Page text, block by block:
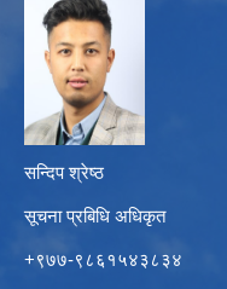
सन्दिप श्रेष्ठ
सूचना प्रबिधि अधिकृत
+९७७-९८६१५४३८३४